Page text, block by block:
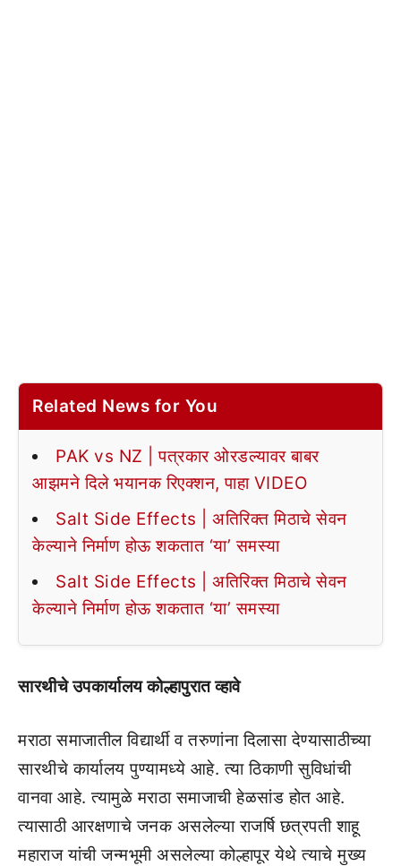
Related News for You
PAK vs NZ | पत्रकार ओरडल्यावर बाबर
आझमने दिले भयानक रिएक्शन, पाहा VIDEO
Salt Side Effects | अतिरिक्त मिठाचे सेवन
केल्याने निर्माण होऊ शकतात ‘या’ समस्या
Salt Side Effects | अतिरिक्त मिठाचे सेवन
केल्याने निर्माण होऊ शकतात ‘या’ समस्या
सारथीचे उपकार्यालय कोल्हापुरात व्हावे
मराठा समाजातील विद्यार्थी व तरुणांना दिलासा देण्यासाठीच्या
सारथीचे कार्यालय पुण्यामध्ये आहे. त्या ठिकाणी सुविधांची
वानवा आहे. त्यामुळे मराठा समाजाची हेळसांड होत आहे.
त्यासाठी आरक्षणाचे जनक असलेल्या राजर्षि छत्रपती शाहू
महाराज यांची जन्मभूमी असलेल्या कोल्हापूर येथे त्याचे मुख्य